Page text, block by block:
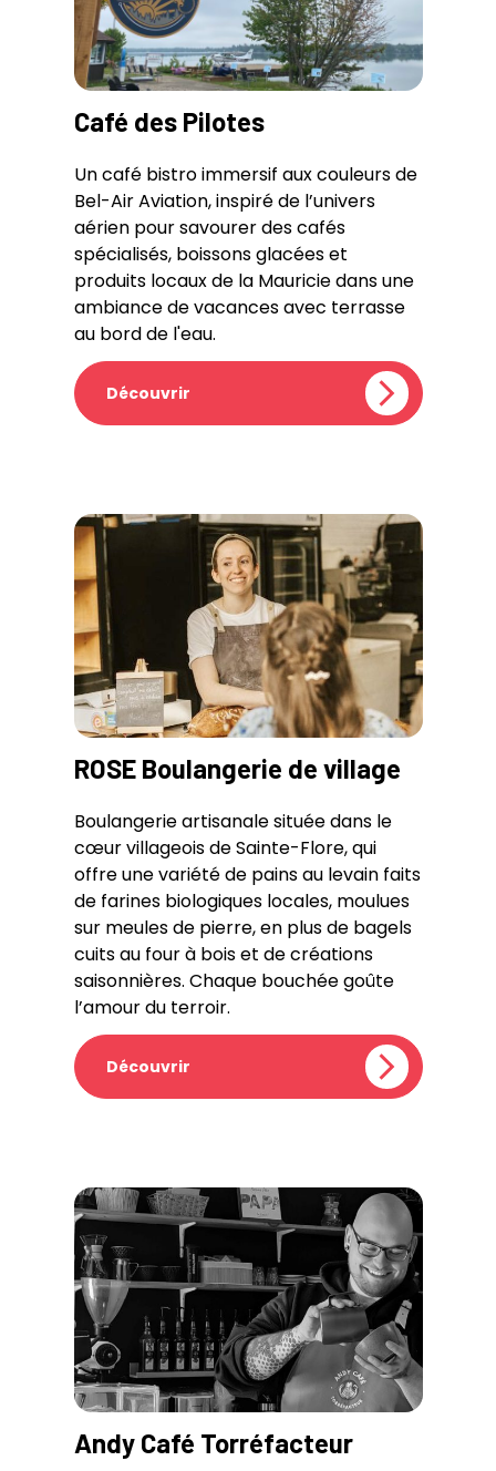
Café des Pilotes
Un café bistro immersif aux couleurs de
Bel-Air Aviation, inspiré de l’univers
aérien pour savourer des cafés
spécialisés, boissons glacées et
produits locaux de la Mauricie dans une
ambiance de vacances avec terrasse
au bord de l'eau.
Découvrir
ROSE Boulangerie de village
Boulangerie artisanale située dans le
cœur villageois de Sainte-Flore, qui
offre une variété de pains au levain faits
de farines biologiques locales, moulues
sur meules de pierre, en plus de bagels
cuits au four à bois et de créations
saisonnières. Chaque bouchée goûte
l’amour du terroir.
Découvrir
Andy Café Torréfacteur